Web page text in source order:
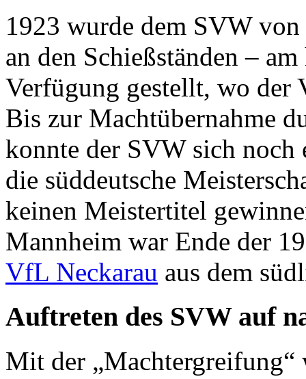
1923 wurde dem SVW
an den Schießständen –
Verfügung gestellt, wo der
Bis zur Machtübernahme
konnte der SVW sich
die süddeutsche
keinen Meistertitel
Mannheim war Ende der
VfL Neckarau aus dem
Auftreten des SVW auf
Mit der „Machtergreifung“